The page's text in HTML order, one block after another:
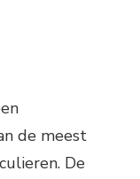
de meest
De